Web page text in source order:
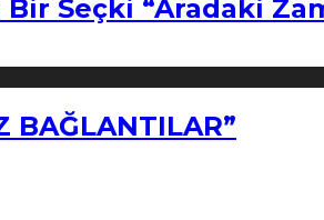
Seçki “Aradaki
BAĞLANTILAR”